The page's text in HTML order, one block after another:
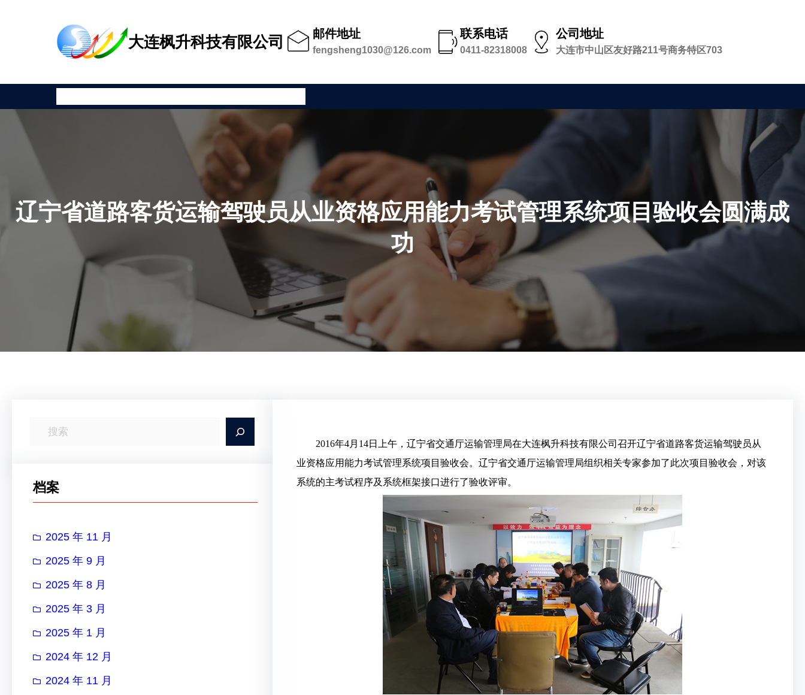
大连枫升科技有限公司 邮件地址
fengsheng1030@126.com
联系电话
0411-82318008
公司地址
大连市中山区友好路211号商务特区703
辽宁省道路客货运输驾驶员从业资格应用能力考试管理系统项目验收会圆满成
功
档案
2025 年 11 月
2025 年 9 月
2025 年 8 月
2025 年 3 月
2025 年 1 月
2024 年 12 月
2024 年 11 月
2016年4月14日上午，辽宁省交通厅运输管理局在大连枫升科技有限公司召开辽宁省道路客货运输驾驶员从
业资格应用能力考试管理系统项目验收会。辽宁省交通厅运输管理局组织相关专家参加了此次项目验收会，对该
系统的主考试程序及系统框架接口进行了验收评审。